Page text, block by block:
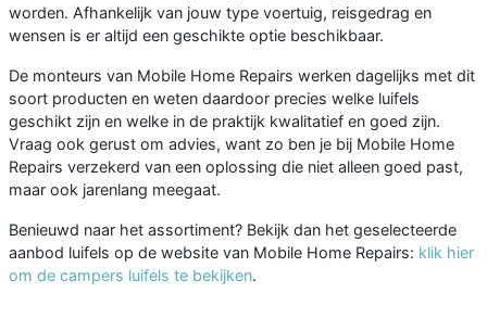
worden. Afhankelijk van jouw type voertuig, reisgedrag en
wensen is er altijd een geschikte optie beschikbaar.
De monteurs van Mobile Home Repairs werken dagelijks met dit
soort producten en weten daardoor precies welke luifels
geschikt zijn en welke in de praktijk kwalitatief en goed zijn.
Vraag ook gerust om advies, want zo ben je bij Mobile Home
Repairs verzekerd van een oplossing die niet alleen goed past,
maar ook jarenlang meegaat.
Benieuwd naar het assortiment? Bekijk dan het geselecteerde
aanbod luifels op de website van Mobile Home Repairs: klik hier
om de campers luifels te bekijken.